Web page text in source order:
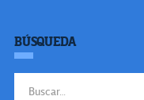
BÚSQUEDA